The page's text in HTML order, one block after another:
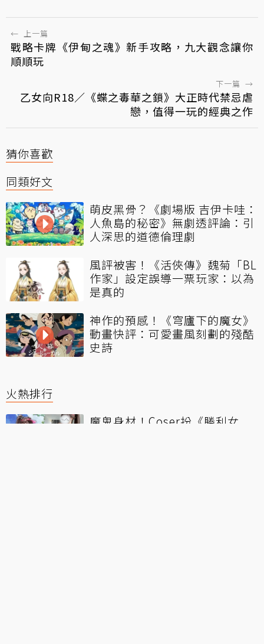
← 上一篇
戰略卡牌《伊甸之魂》新手攻略，九大觀念讓你
順順玩
下一篇 →
乙女向R18／《蝶之毒華之鎖》大正時代禁忌虐
戀，值得一玩的經典之作
猜你喜歡
同類好文
萌皮黑骨？《劇場版 吉伊卡哇：
人魚島的秘密》無劇透評論：引
人深思的道德倫理劇
風評被害！《活俠傳》魏菊「BL
作家」設定誤導一票玩家：以為
是真的
神作的預感！《穹廬下的魔女》
動畫快評：可愛畫風刻劃的殘酷
史詩
火熱排行
魔鬼身材！Coser扮《勝利女